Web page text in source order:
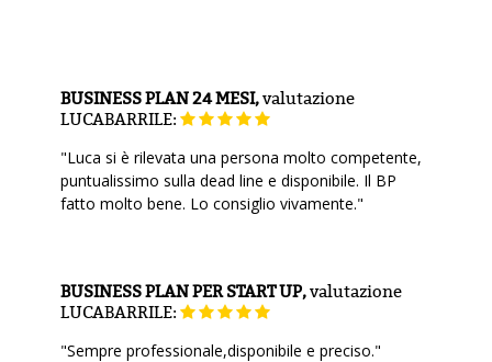
BUSINESS PLAN 24 MESI,valutazione
LUCABARRILE:
"Luca si è rilevata una persona molto competente,
puntualissimo sulla dead line e disponibile. Il BP
fatto molto bene. Lo consiglio vivamente."
BUSINESS PLAN PER START UP,valutazione
LUCABARRILE:
"Sempre professionale,disponibile e preciso."